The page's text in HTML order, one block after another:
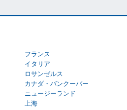
フランス
イタリア
ロサンゼルス
カナダ・バンクーバー
ニュージーランド
上海